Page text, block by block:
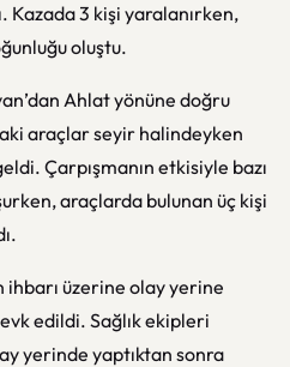
3 kişi yaralanırken,
oluştu.
Ahlat yönüne doğru
araçlar seyir halindeyken
Çarpışmanın etkisiyle bazı
araçlarda bulunan üç kişi
ihbarı üzerine olay yerine
edildi. Sağlık ekipleri
yerinde yaptıktan sonra